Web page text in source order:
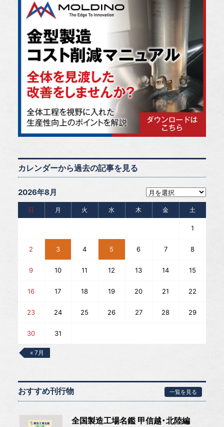
カレンダーから過去の記事を見る
2026年8月
日 月 火 水 木 金 土
1
2 3 4 5 6 7 8
9 10 11 12 13 14 15
16 17 18 19 20 21 22
23 24 25 26 27 28 29
30 31
« 7月
おすすめ刊行物 一覧を見る
全国製造工場名鑑 甲信越・北陸編